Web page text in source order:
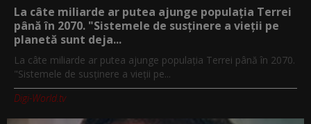
La câte miliarde ar putea ajunge populația Terrei
până în 2070. "Sistemele de susținere a vieții pe
planetă sunt deja...
La câte miliarde ar putea ajunge populația Terrei până în 2070.
"Sistemele de susținere a vieții pe...
Digi-World.tv